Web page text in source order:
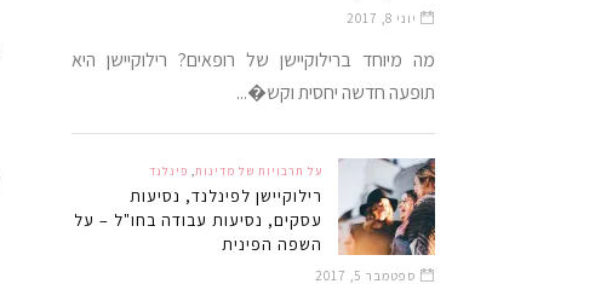
יוני 8, 2017
מה מיוחד ברילוקיישן של רופאים? רילוקיישן היא
תופעה חדשה יחסית וקש�...
על תרבויות של מדינות, פינלנד
רילוקיישן לפינלנד, נסיעות
עסקים, נסיעות עבודה בחו"ל – על
השפה הפינית
ספטמבר 5, 2017